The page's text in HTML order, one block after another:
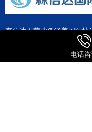
森信达主营业务涵盖国际
际物流等全链条服务。作
头的深度合作伙伴，公司
力的运输方案。
电话